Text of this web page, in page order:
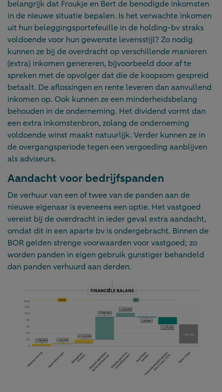
belangrijk dat Froukje en Bert de benodigde inkomsten
in de nieuwe situatie bepalen. Is het verwachte inkomen
uit hun beleggingsportefeuille in de holding-bv straks
voldoende voor hun gewenste levensstijl? Zo nodig
kunnen ze bij de overdracht op verschillende manieren
(extra) inkomen genereren, bijvoorbeeld door af te
spreken met de opvolger dat die de koopsom gespreid
betaalt. De aflossingen en rente leveren dan aanvullend
inkomen op. Ook kunnen ze een minderheidsbelang
behouden in de onderneming. Het dividend vormt dan
een extra inkomstenbron, zolang de onderneming
voldoende winst maakt natuurlijk. Verder kunnen ze in
de overgangsperiode tegen een vergoeding aanblijven
als adviseurs.
Aandacht voor bedrijfspanden
De verhuur van een of twee van de panden aan de
nieuwe eigenaar is eveneens een optie. Het vastgoed
vereist bij de overdracht in ieder geval extra aandacht,
omdat dit in een aparte bv is ondergebracht. Binnen de
BOR gelden strenge voorwaarden voor vastgoed; zo
worden panden in eigen gebruik gunstiger behandeld
dan panden verhuurd aan derden.